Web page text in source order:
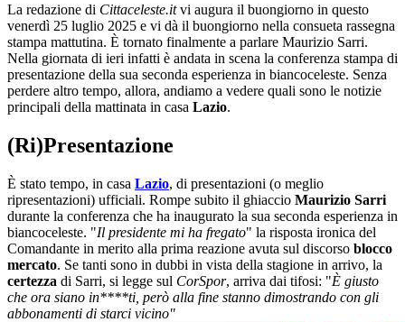
La redazione di Cittaceleste.itvi augura il buongiorno in questo
venerdì 25 luglio 2025 e vi dà il buongiorno nella consueta rassegna
stampa mattutina. È tornato finalmente a parlare Maurizio Sarri.
Nella giornata di ieri infatti è andata in scena la conferenza stampa di
presentazione della sua seconda esperienza in biancoceleste. Senza
perdere altro tempo, allora, andiamo a vedere quali sono le notizie
principali della mattinata in casa Lazio.
(Ri)Presentazione
È stato tempo, in casa Lazio, di presentazioni (o meglio
ripresentazioni) ufficiali. Rompe subito il ghiaccio Maurizio Sarri
durante la conferenza che ha inaugurato la sua seconda esperienza in
biancoceleste. "Il presidente mi ha fregato" la risposta ironica del
Comandante in merito alla prima reazione avuta sul discorso blocco
mercato. Se tanti sono in dubbi in vista della stagione in arrivo, la
certezza di Sarri, si legge sul CorSpor, arriva dai tifosi: "È giusto
che ora siano in****ti, però alla fine stanno dimostrando con gli
abbonamenti di starci vicino"